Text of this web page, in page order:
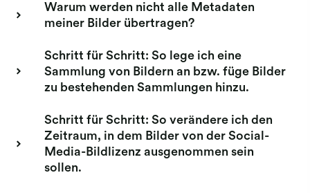
Warum werden nicht alle Metadaten
meiner Bilder übertragen?
Schritt für Schritt: So lege ich eine
Sammlung von Bildern an bzw. füge Bilder
zu bestehenden Sammlungen hinzu.
Schritt für Schritt: So verändere ich den
Zeitraum, in dem Bilder von der Social-
Media-Bildlizenz ausgenommen sein
sollen.